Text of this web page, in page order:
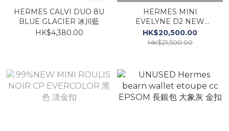
HERMES CALVI DUO 8U
BLUE GLACIER 冰川藍
HK$4,380.00
HERMES MINI
EVELYNE D2 NEW
BLUE JEAN CK 新牛仔藍
銀扣
HK$20,500.00
HK$21,500.00